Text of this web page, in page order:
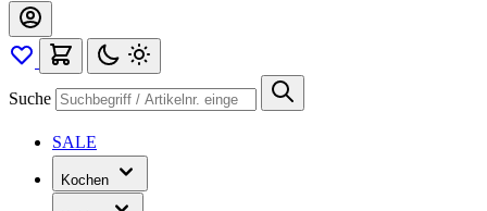
Suche
SALE
Kochen